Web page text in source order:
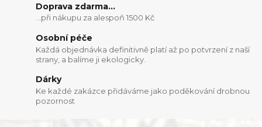
Doprava zdarma...
...při nákupu za alespoň 1500 Kč
Osobní péče
Každá objednávka definitivně platí až po potvrzení z naší
strany, a balíme ji ekologicky.
Dárky
Ke každé zakázce přidáváme jako poděkování drobnou
pozornost